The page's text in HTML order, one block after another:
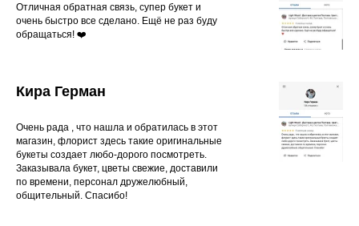
Отличная обратная связь, супер букет и
очень быстро все сделано. Ещё не раз буду
обращаться! ❤️
Кира Герман
Очень рада , что нашла и обратилась в этот
магазин, флорист здесь такие оригинальные
букеты создает любо-дорого посмотреть.
Заказывала букет, цветы свежие, доставили
по времени, персонал дружелюбный,
общительный. Спасибо!